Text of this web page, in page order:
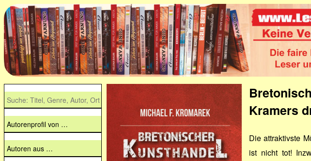
Kramers
Die attraktivste
ist nicht tot!